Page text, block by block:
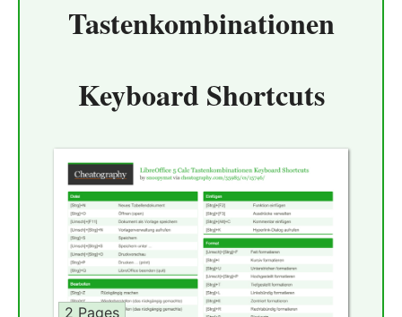
Tastenkombinationen
Keyboard Shortcuts
2 Pages